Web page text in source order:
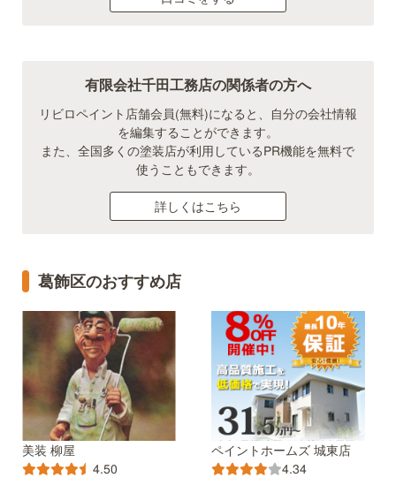
有限会社千田工務店の関係者の方へ
リビロペイント店舗会員(無料)になると、自分の会社情報
を編集することができます。
また、全国多くの塗装店が利用しているPR機能を無料で
使うこともできます。
詳しくはこちら
葛飾区のおすすめ店
美装 柳屋
4.50
ペイントホームズ 城東店
4.34